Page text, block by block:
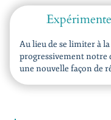
Au lieu de se limiter à
progressivement notre
une nouvelle façon de